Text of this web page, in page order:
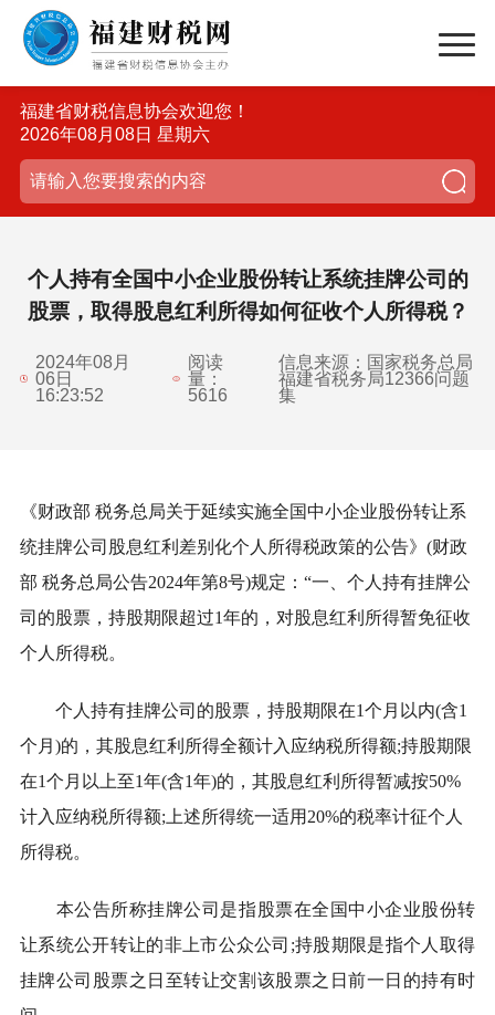
福建省财税信息协会欢迎您！
2026年08月08日 星期六
个人持有全国中小企业股份转让系统挂牌公司的
股票，取得股息红利所得如何征收个人所得税？
2024年08月
06日
16:23:52
阅读
量：
5616
信息来源：国家税务总局
福建省税务局12366问题
集
《财政部 税务总局关于延续实施全国中小企业股份转让系
统挂牌公司股息红利差别化个人所得税政策的公告》 (财政
部 税务总局公告2024年第8号)规定：“一、个人持有挂牌公
司的股票，持股期限超过1年的，对股息红利所得暂免征收
个人所得税。
个人持有挂牌公司的股票，持股期限在1个月以内(含1
个月 )的，其股息红利所得全额计入应纳税所得额;持股期限
在1个月以上至1年(含1年)的，其股息红利所得暂减按50%
计入应纳税所得额;上述所得统一适用20%的税率计征个人
所得税。
本公告所称挂牌公司是指股票在全国中小企业股份转
让系统公开转让的非上市公众公司 ;持股期限是指个人取得
挂牌公司股票之日至转让交割该股票之日前一日的持有时